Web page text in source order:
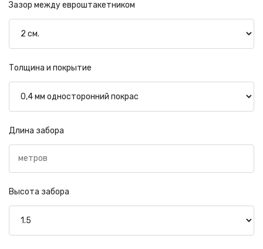
Зазор между евроштакетником
Толщина и покрытие
Длина забора
Высота забора